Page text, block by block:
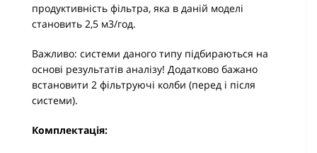
продуктивність фільтра, яка в даній моделі
становить 2,5 м3/год.
Важливо: системи даного типу підбираються на
основі результатів аналізу! Додатково бажано
встановити 2 фільтруючі колби (перед і після
системи).
Комплектація: